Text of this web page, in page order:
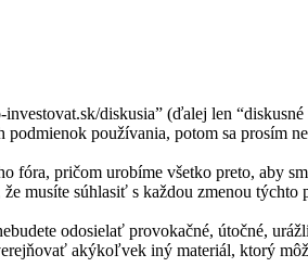
diskusia” (ďalej len
používania, potom sa prosím
pričom urobíme všetko preto, aby
musíte súhlasiť s každou zmenou
odosielať provokačné, útočné,
akýkoľvek iný materiál, ktorý